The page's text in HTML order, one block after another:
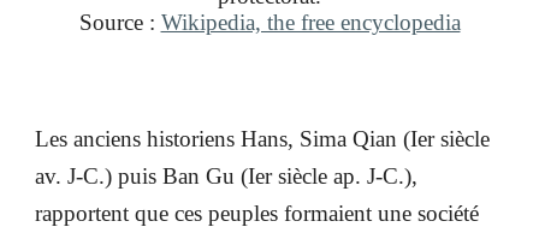
Source : Wikipedia, the free encyclopedia
Les anciens historiens Hans, Sima Qian (Ier siècle
av. J-C.) puis Ban Gu (Ier siècle ap. J-C.),
rapportent que ces peuples formaient une société